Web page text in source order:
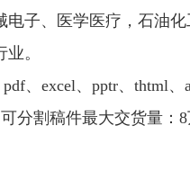
电子、医学医疗，石油
业。
、excel、pptr、thtml
分割稿件最大交货量：